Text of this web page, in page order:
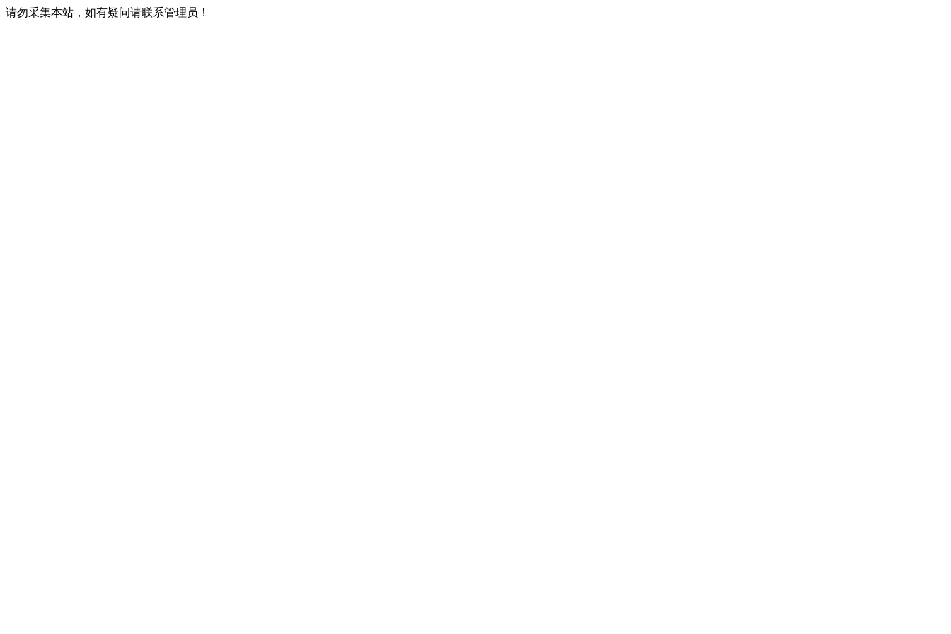
请勿采集本站，如有疑问请联系管理员！